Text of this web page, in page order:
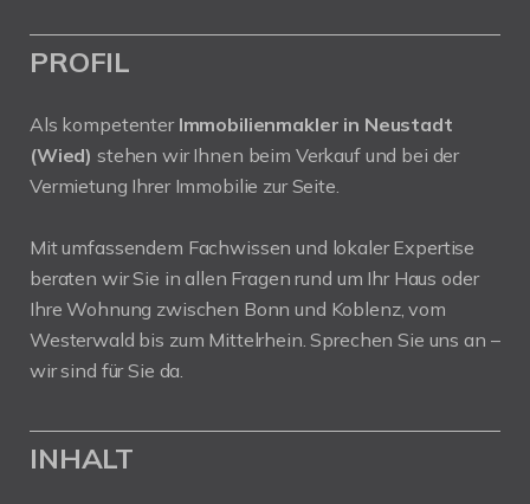
PROFIL
Als kompetenter Immobilienmakler in Neustadt
(Wied) stehen wir Ihnen beim Verkauf und bei der
Vermietung Ihrer Immobilie zur Seite.
Mit umfassendem Fachwissen und lokaler Expertise
beraten wir Sie in allen Fragen rund um Ihr Haus oder
Ihre Wohnung zwischen Bonn und Koblenz, vom
Westerwald bis zum Mittelrhein. Sprechen Sie uns an –
wir sind für Sie da.
INHALT